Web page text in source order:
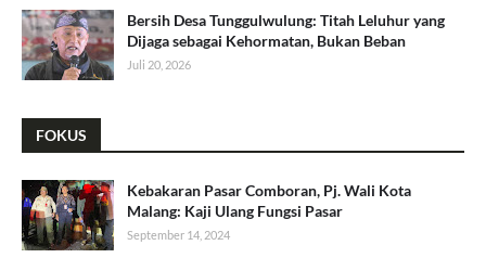
Bersih Desa Tunggulwulung: Titah Leluhur yang
Dijaga sebagai Kehormatan, Bukan Beban
Juli 20, 2026
FOKUS
Kebakaran Pasar Comboran, Pj. Wali Kota
Malang: Kaji Ulang Fungsi Pasar
September 14, 2024